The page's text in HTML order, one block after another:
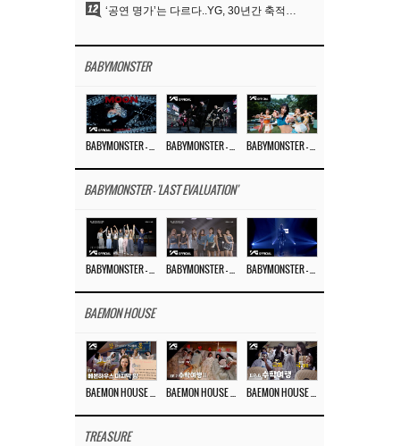
12 ‘공연 명가’는 다르다..YG, 30년간 축적해 온 ‘경험하는 음악’의 힘
BABYMONSTER
BABYMONSTER - 'LAST EVALUATION'
BAEMON HOUSE
TREASURE